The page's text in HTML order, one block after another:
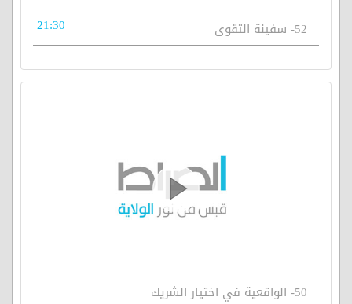
52- سفينة التقوى 21:30
50- الواقعية في اختيار الشريك